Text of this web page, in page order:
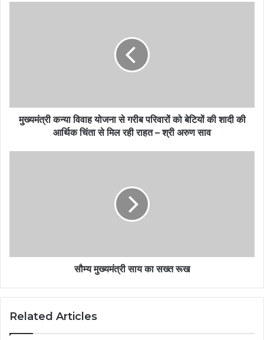
मुख्यमंत्री कन्या विवाह योजना से गरीब परिवारों को बेटियों की शादी की
आर्थिक चिंता से मिल रही राहत – श्री अरुण साव
सौम्य मुख्यमंत्री साय का सख्त रूख
Related Articles